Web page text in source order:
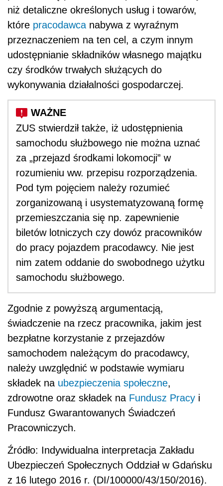
niż detaliczne określonych usług i towarów,
które pracodawca nabywa z wyraźnym
przeznaczeniem na ten cel, a czym innym
udostępnianie składników własnego majątku
czy środków trwałych służących do
wykonywania działalności gospodarczej.
ZUS stwierdził także, iż udostępnienia
samochodu służbowego nie można uznać
za „przejazd środkami lokomocji” w
rozumieniu ww. przepisu rozporządzenia.
Pod tym pojęciem należy rozumieć
zorganizowaną i usystematyzowaną formę
przemieszczania się np. zapewnienie
biletów lotniczych czy dowóz pracowników
do pracy pojazdem pracodawcy. Nie jest
nim zatem oddanie do swobodnego użytku
samochodu służbowego.
Zgodnie z powyższą argumentacją,
świadczenie na rzecz pracownika, jakim jest
bezpłatne korzystanie z przejazdów
samochodem należącym do pracodawcy,
należy uwzględnić w podstawie wymiaru
składek na ubezpieczenia społeczne,
zdrowotne oraz składek na Fundusz Pracy i
Fundusz Gwarantowanych Świadczeń
Pracowniczych.
Źródło: Indywidualna interpretacja Zakładu
Ubezpieczeń Społecznych Oddział w Gdańsku
z 16 lutego 2016 r. (DI/100000/43/150/2016).